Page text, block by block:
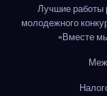
Лучшие работы
молодежного
«Вместе